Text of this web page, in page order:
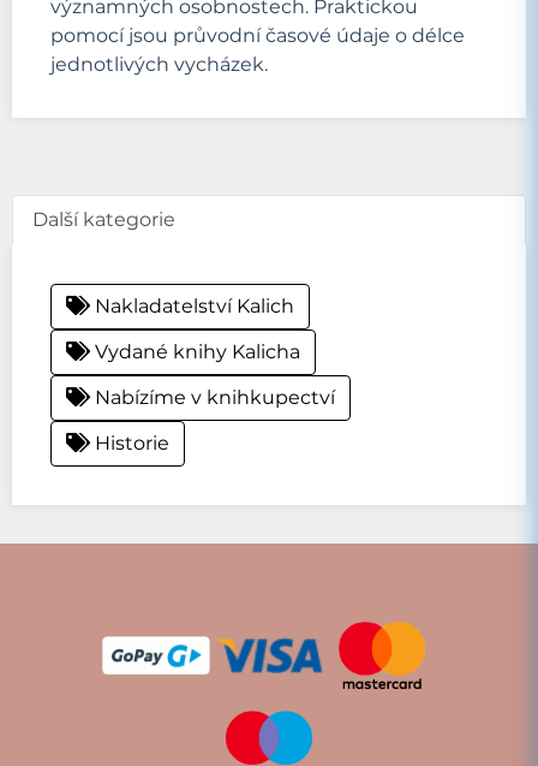
významných osobnostech. Praktickou
pomocí jsou průvodní časové údaje o délce
jednotlivých vycházek.
Další kategorie
Nakladatelství Kalich
Vydané knihy Kalicha
Nabízíme v knihkupectví
Historie